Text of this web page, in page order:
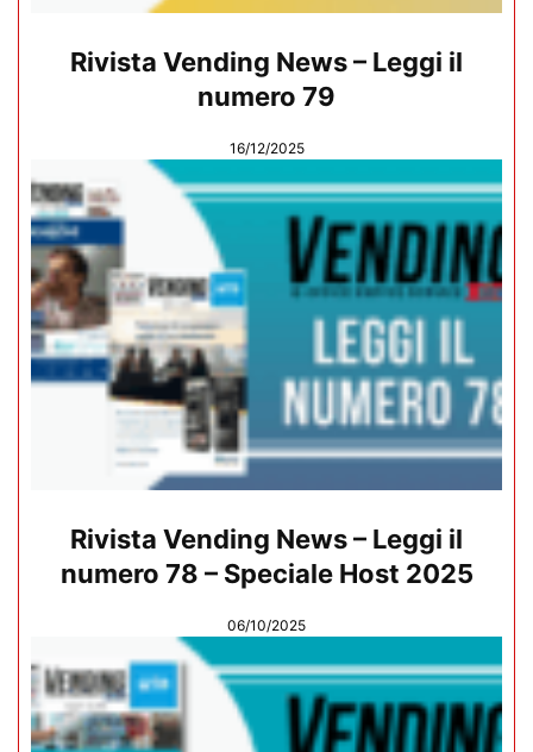
Rivista Vending News – Leggi il
numero 79
16/12/2025
Rivista Vending News – Leggi il
numero 78 – Speciale Host 2025
06/10/2025